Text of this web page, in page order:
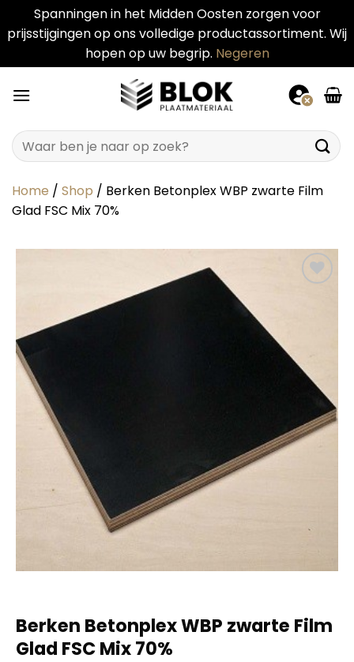
Spanningen in het Midden Oosten zorgen voor
prijsstijgingen op ons volledige productassortiment. Wij
hopen op uw begrip. Negeren
naar
Zoeken
naar:
Home / Shop / Berken Betonplex WBP zwarte Film
Glad FSC Mix 70%
Berken Betonplex WBP zwarte Film
Glad FSC Mix 70%